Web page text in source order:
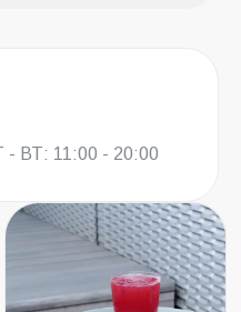
ВТ: 11:00 - 20:00